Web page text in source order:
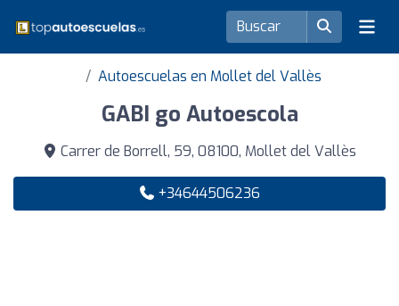
Autoescuelas en Mollet del Vallès
GABI go Autoescola
Carrer de Borrell, 59, 08100, Mollet del Vallès
+34644506236